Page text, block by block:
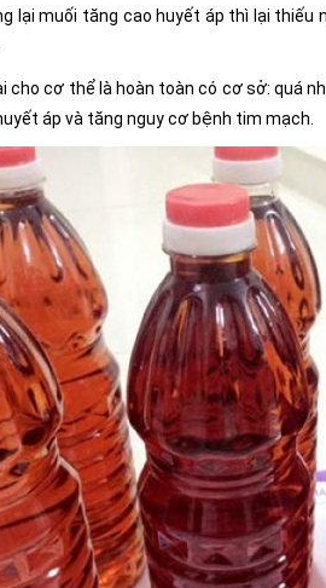
lại muối tăng cao huyết áp thì lại thiếu
cho cơ thể là hoàn toàn có cơ sở: quá
áp và tăng nguy cơ bệnh tim mạch.